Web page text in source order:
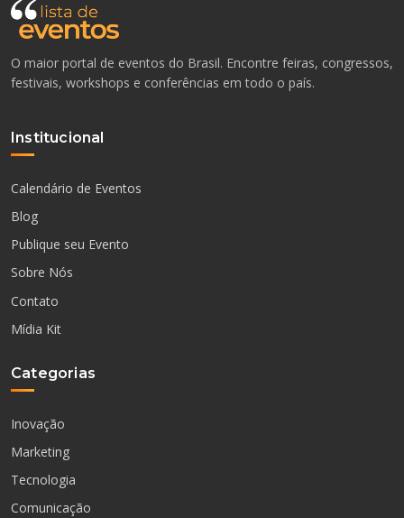
O maior portal de eventos do Brasil. Encontre feiras, congressos,
festivais, workshops e conferências em todo o país.
Institucional
Calendário de Eventos
Blog
Publique seu Evento
Sobre Nós
Contato
Mídia Kit
Categorias
Inovação
Marketing
Tecnologia
Comunicação